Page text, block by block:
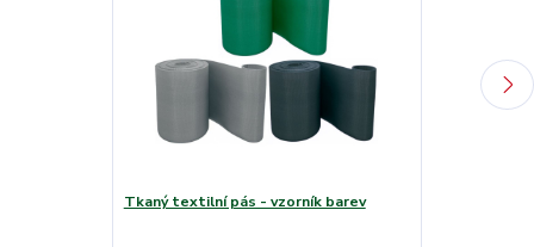
Tkaný textilní pás - vzorník barev